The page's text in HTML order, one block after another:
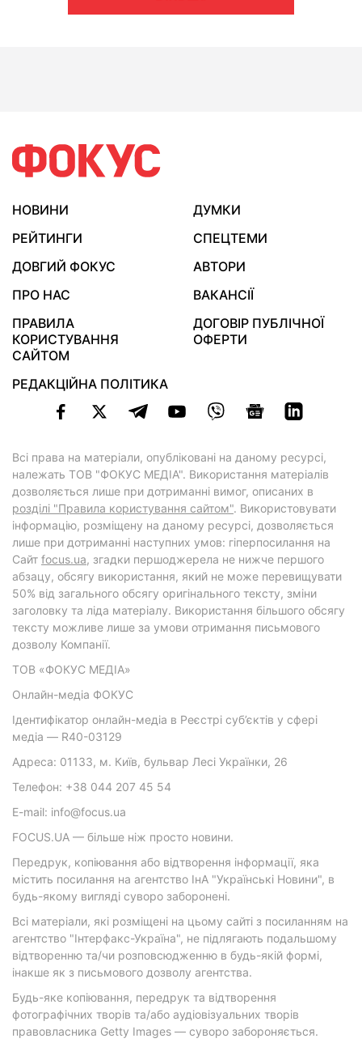
НОВИНИ
ДУМКИ
РЕЙТИНГИ
СПЕЦТЕМИ
ДОВГИЙ ФОКУС
АВТОРИ
ПРО НАС
ВАКАНСІЇ
ПРАВИЛА
КОРИСТУВАННЯ
САЙТОМ
ДОГОВІР ПУБЛІЧНОЇ
ОФЕРТИ
РЕДАКЦІЙНА ПОЛІТИКА
Всі права на матеріали, опубліковані на даному ресурсі,
належать ТОВ "ФОКУС МЕДІА". Використання матеріалів
дозволяється лише при дотриманні вимог, описаних в
розділі "Правила користування сайтом". Використовувати
інформацію, розміщену на даному ресурсі, дозволяється
лише при дотриманні наступних умов: гіперпосилання на
Cайт focus.ua, згадки першоджерела не нижче першого
абзацу, обсягу використання, який не може перевищувати
50% від загального обсягу оригінального тексту, зміни
заголовку та ліда матеріалу. Використання більшого обсягу
тексту можливе лише за умови отримання письмового
дозволу Компанії.
ТОВ «ФОКУС МЕДІА»
Онлайн-медіа ФОКУС
Ідентифікатор онлайн-медіа в Реєстрі суб’єктів у сфері
медіа — R40-03129
Адреса: 01133, м. Київ, бульвар Лесі Українки, 26
Телефон: +38 044 207 45 54
E-mail: info@focus.ua
FOCUS.UA — більше ніж просто новини.
Передрук, копіювання або відтворення інформації, яка
містить посилання на агентство ІнА "Українські Новини", в
будь-якому вигляді суворо заборонені.
Всі матеріали, які розміщені на цьому сайті з посиланням на
агентство "Інтерфакс-Україна", не підлягають подальшому
відтворенню та/чи розповсюдженню в будь-якій формі,
інакше як з письмового дозволу агентства.
Будь-яке копіювання, передрук та відтворення
фотографічних творів та/або аудіовізуальних творів
правовласника Getty Images — суворо забороняється.